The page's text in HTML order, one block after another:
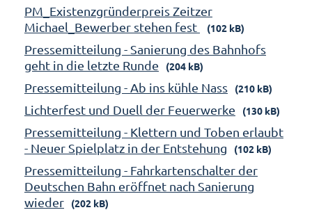
PM_Existenzgründerpreis Zeitzer
Michael_Bewerber stehen fest
(102 kB)
Pressemitteilung - Sanierung des Bahnhofs
geht in die letzte Runde
(204 kB)
Pressemitteilung - Ab ins kühle Nass (210 kB)
Lichterfest und Duell der Feuerwerke (130 kB)
Pressemitteilung - Klettern und Toben erlaubt
- Neuer Spielplatz in der Entstehung
(102 kB)
Pressemitteilung - Fahrkartenschalter der
Deutschen Bahn eröffnet nach Sanierung
wieder
(202 kB)